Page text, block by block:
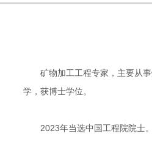
矿物加工工程专家，主要从事
学，获博士学位。
2023年当选中国工程院院士。